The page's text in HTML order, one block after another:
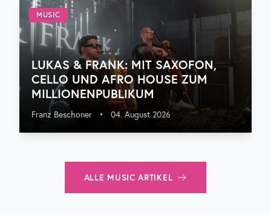
MUSIC
LUKAS & FRANK: MIT SAXOFON,
CELLO UND AFRO HOUSE ZUM
MILLIONENPUBLIKUM
Franz Beschoner • 04. August 2026
ALLE MUSIC ARTIKEL